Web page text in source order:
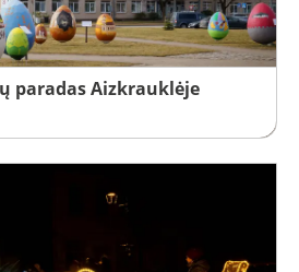
paradas Aizkrauklėje